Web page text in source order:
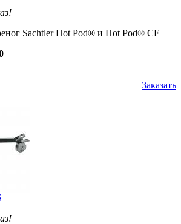
Sachtler Hot Pod® и Hot Pod® CF
Заказать